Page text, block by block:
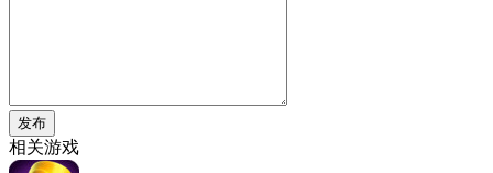
发布
相关游戏